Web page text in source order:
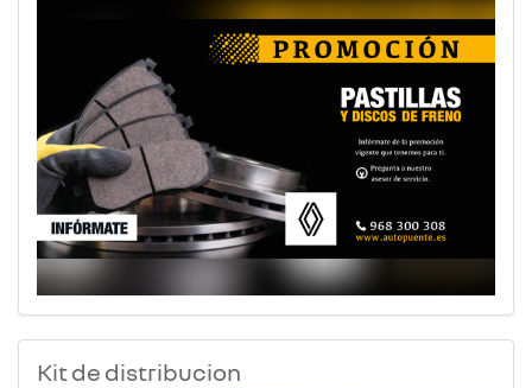
Kit de distribucion